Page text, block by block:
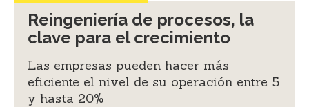
Reingeniería de procesos, la
clave para el crecimiento
Las empresas pueden hacer más
eficiente el nivel de su operación entre 5
y hasta 20%